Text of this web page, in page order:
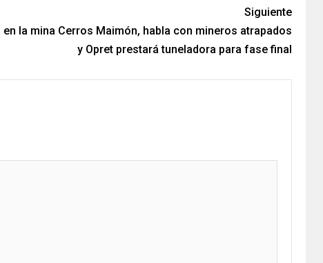
Siguiente
en la mina Cerros Maimón, habla con mineros atrapados
y Opret prestará tuneladora para fase final